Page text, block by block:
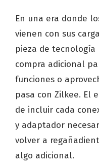
En una era donde
vienen con sus
pieza de
compra adicional
funciones o
pasa con Zilkee. El
de incluir cada
y adaptador
volver a
algo adicional.